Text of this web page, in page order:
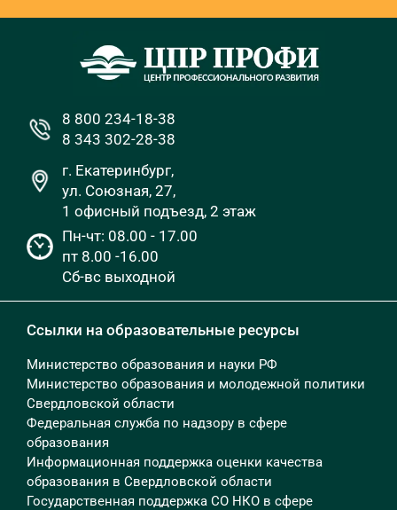
8 800 234-18-38
8 343 302-28-38
г. Екатеринбург,
ул. Союзная, 27,
1 офисный подъезд, 2 этаж
Пн-чт: 08.00 - 17.00
пт 8.00 -16.00
Сб-вс выходной
Ссылки на образовательные ресурсы
Министерство образования и науки РФ
Министерство образования и молодежной политики
Свердловской области
Федеральная служба по надзору в сфере
образования
Информационная поддержка оценки качества
образования в Свердловской области
Государственная поддержка СО НКО в сфере